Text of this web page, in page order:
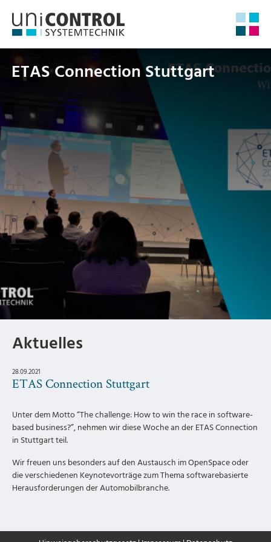
ETAS Connection Stuttgart
Aktuelles
28.09.2021
ETAS Connection Stuttgart
Unter dem Motto “The challenge: How to win the race in software-
based business?”, nehmen wir diese Woche an der ETAS Connection
in Stuttgart teil.
Wir freuen uns besonders auf den Austausch im OpenSpace oder
die verschiedenen Keynotevorträge zum Thema softwarebasierte
Herausforderungen der Automobilbranche.